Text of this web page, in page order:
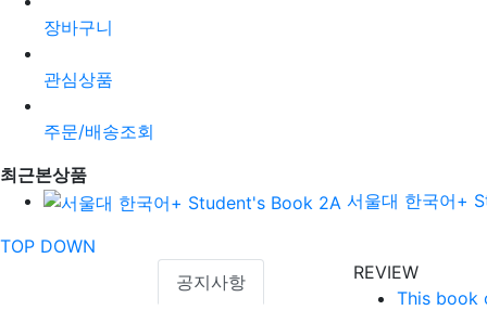
장바구니
관심상품
주문/배송조회
최근본상품
서울대 한국어+
TOP DOWN
공지사항
REVIEW
This book